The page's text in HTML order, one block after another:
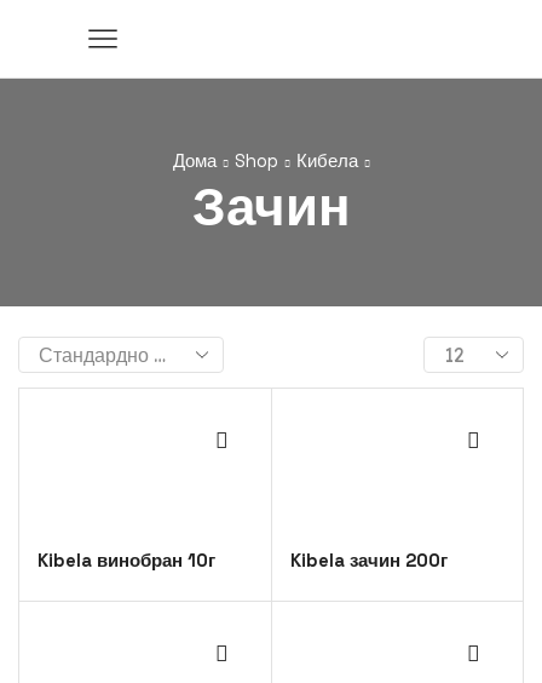
Дома Shop Кибела
Зачин
Kibela винобран 10г Kibela зачин 200г